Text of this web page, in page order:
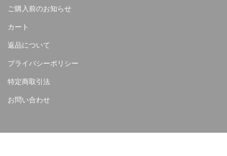
ご購入前のお知らせ
カート
返品について
プライバシーポリシー
特定商取引法
お問い合わせ